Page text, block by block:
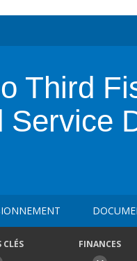
Third
Service
CLÉS FINANCES